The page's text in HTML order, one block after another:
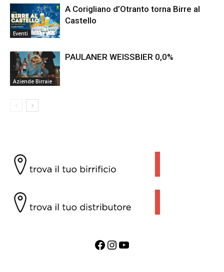
Eventi
A Corigliano d’Otranto torna Birre al
Castello
Aziende Birraie
PAULANER WEISSBIER 0,0%
Facebook InstagramYouTube